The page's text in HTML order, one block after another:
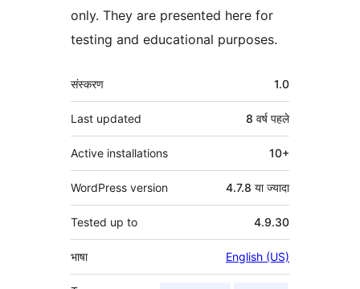
only. They are presented here for
testing and educational purposes.
मेटा
संस्करण 1.0
Last updated 8 वर्ष पहले
Active installations 10+
WordPress version 4.7.8 या ज्यादा
Tested up to 4.9.30
भाषा English (US)